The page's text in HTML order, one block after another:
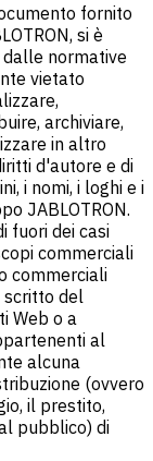
fornito
si è
normative
vietato
archiviare,
in altro
d'autore e di
i nomi, i loghi e i
JABLOTRON.
fuori dei casi
commerciali
commerciali
scritto del
Web o a
al
alcuna
(ovvero
il prestito,
pubblico) di